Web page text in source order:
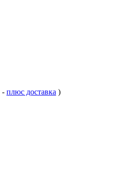
- плюс доставка )